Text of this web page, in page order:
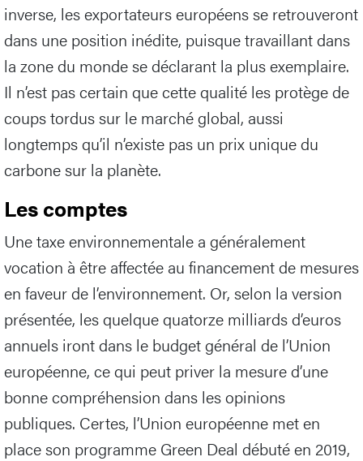
inverse, les exportateurs européens se retrouveront
dans une position inédite, puisque travaillant dans
la zone du monde se déclarant la plus exemplaire.
Il n’est pas certain que cette qualité les protège de
coups tordus sur le marché global, aussi
longtemps qu’il n’existe pas un prix unique du
carbone sur la planète.
Les comptes
Une taxe environnementale a généralement
vocation à être affectée au financement de mesures
en faveur de l’environnement. Or, selon la version
présentée, les quelque quatorze milliards d’euros
annuels iront dans le budget général de l’Union
européenne, ce qui peut priver la mesure d’une
bonne compréhension dans les opinions
publiques. Certes, l’Union européenne met en
place son programme Green Deal débuté en 2019,